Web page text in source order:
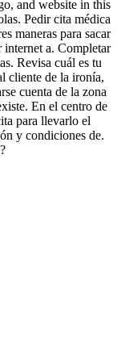
and website in this
Pedir cita médica
maneras para sacar
a. Completar
Revisa cuál es tu
cliente de la ironía,
cuenta de la zona
En el centro de
para llevarlo el
y condiciones de.